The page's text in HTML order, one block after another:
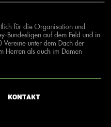
für die Organisation und
Bundesligen auf dem Feld und in
Vereine unter dem Dach der
Herren als auch im Damen
Kontakt